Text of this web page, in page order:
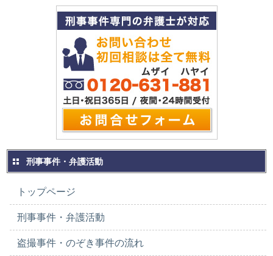
刑事事件・弁護活動
トップページ
刑事事件・弁護活動
盗撮事件・のぞき事件の流れ